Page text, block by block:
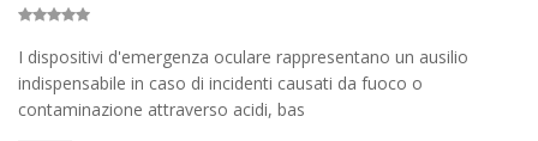
I dispositivi d'emergenza oculare rappresentano un ausilio
indispensabile in caso di incidenti causati da fuoco o
contaminazione attraverso acidi, bas